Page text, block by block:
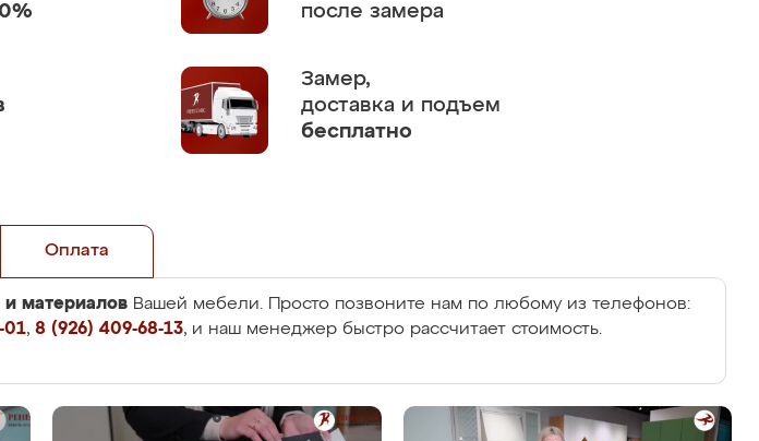
после замера
Замер,
доставка и подъем
бесплатно
Оплата
и материалов Вашей мебели. Просто позвоните нам по любому из телефонов:
01, 8 (926) 409-68-13, и наш менеджер быстро рассчитает стоимость.